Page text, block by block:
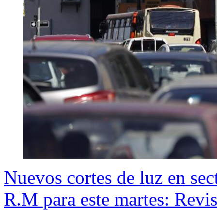
Nuevos cortes de luz en
R.M para este martes: